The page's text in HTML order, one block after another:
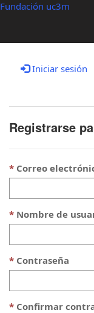
Fundación uc3m
Iniciar sesión
Registrarse
Correo
Nombre de
Contraseña
Confirmar